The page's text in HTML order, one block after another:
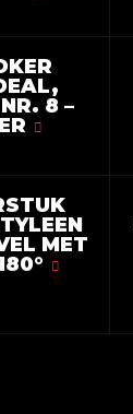
8 –
MET